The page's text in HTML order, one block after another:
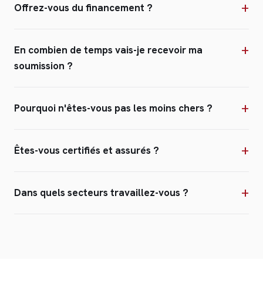
Offrez-vous du financement ?
En combien de temps vais-je recevoir ma
soumission ?
Pourquoi n'êtes-vous pas les moins chers ?
Êtes-vous certifiés et assurés ?
Dans quels secteurs travaillez-vous ?